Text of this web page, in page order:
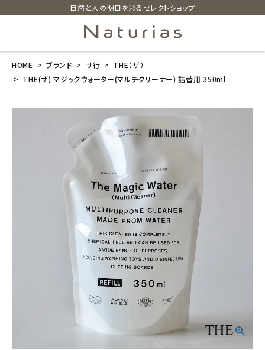
自然と人の明日を彩るセレクトショップ
search
HOME ブランド サ行
THE（ザ）
THE(ザ) マジックウォーター(マルチクリーナー) 詰替用 350ml